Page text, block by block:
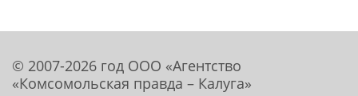
© 2007-2026 год ООО «Агентство
«Комсомольская правда – Калуга»